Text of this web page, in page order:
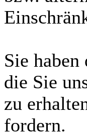
Sie
die Sie
zu
fordern.